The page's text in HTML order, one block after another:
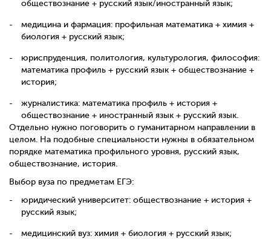
обществознание + русский язык/иностранный язык;
медицина и фармация: профильная математика + химия +
биология + русский язык;
юриспруденция, политология, культурология, философия:
математика профиль + русский язык + обществознание +
история;
журналистика: математика профиль + история +
обществознание + иностранный язык + русский язык.
Отдельно нужно поговорить о гуманитарном направлении в
целом. На подобные специальности нужны в обязательном
порядке математика профильного уровня, русский язык,
обществознание, история.
Выбор вуза по предметам ЕГЭ:
юридический университет: обществознание + история +
русский язык;
медицинский вуз: химия + биология + русский язык;